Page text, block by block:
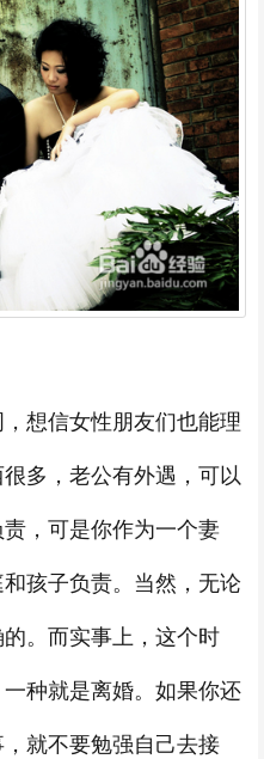
想信女性朋友们也能理
多，老公有外遇，可以
，可是你作为一个妻
孩子负责。当然，无论
。而实事上，这个时
种就是离婚。如果你还
就不要勉强自己去接